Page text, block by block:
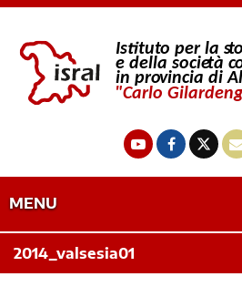
MENU
2014_valsesia01